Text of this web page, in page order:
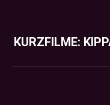
KURZFILME: